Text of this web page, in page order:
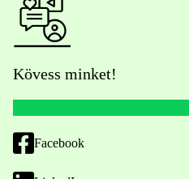
Kövess minket!
Facebook